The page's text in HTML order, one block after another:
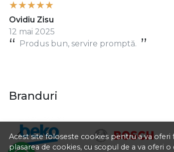
Acest site foloseste cookies pentru a va
plasarea de cookies, cu scopul de a va oferi
Produs bun, servire promptă.
Ovidiu Zisu
12 mai 2025
Branduri